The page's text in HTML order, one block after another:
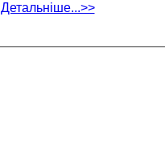
Детальніше...>>